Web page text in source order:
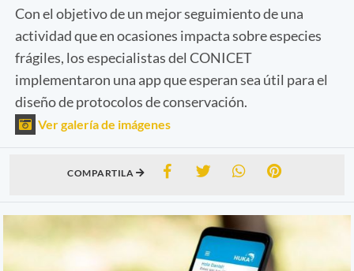
Con el objetivo de un mejor seguimiento de una
actividad que en ocasiones impacta sobre especies
frágiles, los especialistas del CONICET
implementaron una app que esperan sea útil para el
diseño de protocolos de conservación.
Ver galería de imágenes
COMPARTILA